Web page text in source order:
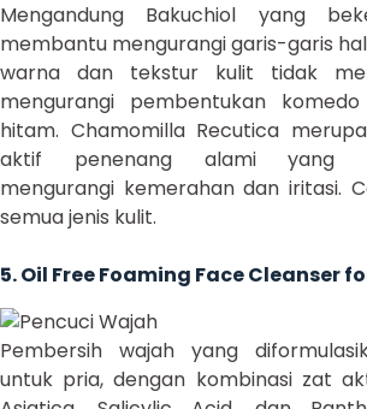
Mengandung Bakuchiol yang
membantu mengurangi garis-garis
warna dan tekstur kulit tidak
mengurangi pembentukan
hitam. Chamomilla Recutica
aktif penenang alami yang
mengurangi kemerahan dan iritasi.
semua jenis kulit.
5. Oil Free Foaming Face Cleanser
Pembersih wajah yang
untuk pria, dengan kombinasi zat